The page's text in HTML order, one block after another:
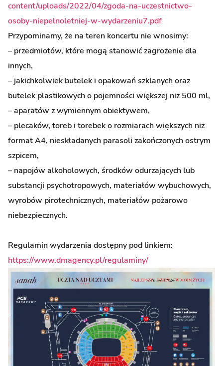
content/uploads/2022/04/zgoda-na-uczestnictwo-
osoby-niepelnoletniej-w-wydarzeniu7.pdf
Przypominamy, że na teren koncertu nie wnosimy:
– przedmiotów, które mogą stanowić zagrożenie dla
innych,
– jakichkolwiek butelek i opakowań szklanych oraz
butelek plastikowych o pojemności większej niż 500 ml,
– aparatów z wymiennym obiektywem,
– plecaków, toreb i torebek o rozmiarach większych niż
format A4, nieskładanych parasoli zakończonych ostrym
szpicem,
– napojów alkoholowych, środków odurzających lub
substancji psychotropowych, materiałów wybuchowych,
wyrobów pirotechnicznych, materiałów pożarowo
niebezpiecznych.
Regulamin wydarzenia dostępny pod linkiem:
https://www.dmagency.pl/regulaminy/